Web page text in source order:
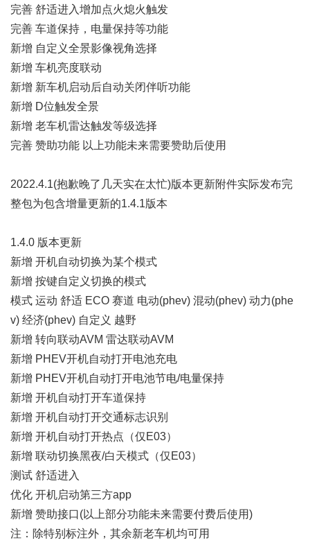
完善 舒适进入增加点火熄火触发
完善 车道保持，电量保持等功能
新增 自定义全景影像视角选择
新增 车机亮度联动
新增 新车机启动后自动关闭伴听功能
新增 D位触发全景
新增 老车机雷达触发等级选择
完善 赞助功能 以上功能未来需要赞助后使用
2022.4.1(抱歉晚了几天实在太忙)版本更新附件实际发布完
整包为包含增量更新的1.4.1版本
1.4.0 版本更新
新增 开机自动切换为某个模式
新增 按键自定义切换的模式
模式 运动 舒适 ECO 赛道 电动(phev) 混动(phev) 动力(phe
v) 经济(phev) 自定义 越野
新增 转向联动AVM 雷达联动AVM
新增 PHEV开机自动打开电池充电
新增 PHEV开机自动打开电池节电/电量保持
新增 开机自动打开车道保持
新增 开机自动打开交通标志识别
新增 开机自动打开热点（仅E03）
新增 联动切换黑夜/白天模式（仅E03）
测试 舒适进入
优化 开机启动第三方app
新增 赞助接口(以上部分功能未来需要付费后使用)
注：除特别标注外，其余新老车机均可用